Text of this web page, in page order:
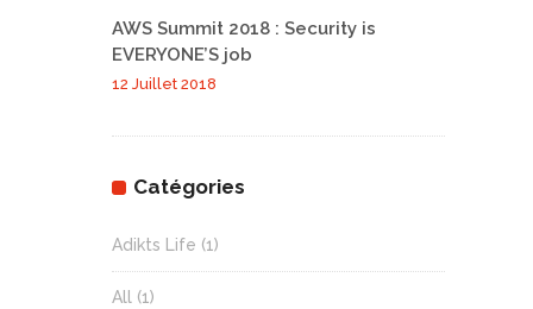
AWS Summit 2018 : Security is
EVERYONE’S job
12 Juillet 2018
Catégories
Adikts Life (1)
All (1)